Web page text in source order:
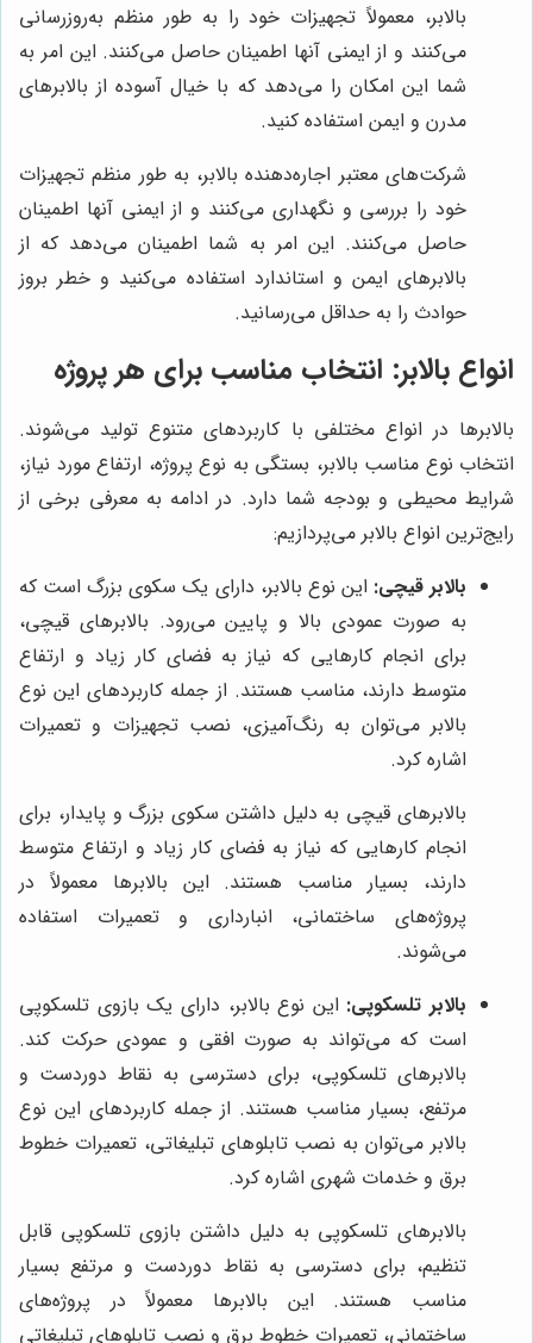
بالابر، معمولاً تجهیزات خود را به طور منظم به‌روزرسانی
می‌کنند و از ایمنی آنها اطمینان حاصل می‌کنند. این امر به
شما این امکان را می‌دهد که با خیال آسوده از بالابرهای
مدرن و ایمن استفاده کنید.
شرکت‌های معتبر اجاره‌دهنده بالابر، به طور منظم تجهیزات
خود را بررسی و نگهداری می‌کنند و از ایمنی آنها اطمینان
حاصل می‌کنند. این امر به شما اطمینان می‌دهد که از
بالابرهای ایمن و استاندارد استفاده می‌کنید و خطر بروز
حوادث را به حداقل می‌رسانید.
انواع بالابر: انتخاب مناسب برای هر پروژه
بالابرها در انواع مختلفی با کاربردهای متنوع تولید می‌شوند.
انتخاب نوع مناسب بالابر، بستگی به نوع پروژه، ارتفاع مورد نیاز،
شرایط محیطی و بودجه شما دارد. در ادامه به معرفی برخی از
رایج‌ترین انواع بالابر می‌پردازیم:
بالابر قیچی: این نوع بالابر، دارای یک سکوی بزرگ است که
به صورت عمودی بالا و پایین می‌رود. بالابرهای قیچی،
برای انجام کارهایی که نیاز به فضای کار زیاد و ارتفاع
متوسط دارند، مناسب هستند. از جمله کاربردهای این نوع
بالابر می‌توان به رنگ‌آمیزی، نصب تجهیزات و تعمیرات
اشاره کرد.
بالابرهای قیچی به دلیل داشتن سکوی بزرگ و پایدار، برای
انجام کارهایی که نیاز به فضای کار زیاد و ارتفاع متوسط
دارند، بسیار مناسب هستند. این بالابرها معمولاً در
پروژه‌های ساختمانی، انبارداری و تعمیرات استفاده
می‌شوند.
بالابر تلسکوپی: این نوع بالابر، دارای یک بازوی تلسکوپی
است که می‌تواند به صورت افقی و عمودی حرکت کند.
بالابرهای تلسکوپی، برای دسترسی به نقاط دوردست و
مرتفع، بسیار مناسب هستند. از جمله کاربردهای این نوع
بالابر می‌توان به نصب تابلوهای تبلیغاتی، تعمیرات خطوط
برق و خدمات شهری اشاره کرد.
بالابرهای تلسکوپی به دلیل داشتن بازوی تلسکوپی قابل
تنظیم، برای دسترسی به نقاط دوردست و مرتفع بسیار
مناسب هستند. این بالابرها معمولاً در پروژه‌های
ساختمانی، تعمیرات خطوط برق و نصب تابلوهای تبلیغاتی